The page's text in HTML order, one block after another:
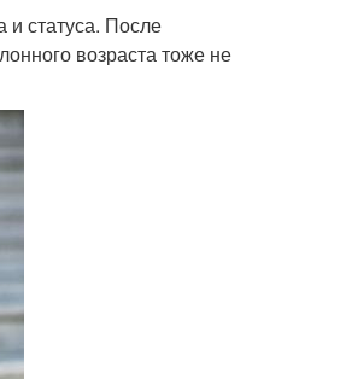
статуса. После
возраста тоже не